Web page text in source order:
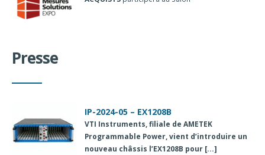
Presse
IP-2024-05 – EX1208B
VTI Instruments, filiale de AMETEK
Programmable Power, vient d’introduire un
nouveau châssis l’EX1208B pour [...]
IP-2024-04 – ADP5470/ADP5490
MCC (Measurement Computing Corporation)
est maintenant intégré dans la division
DIGILENT . Les produitsDIGILENT, [...]
IP-2024-03 – iDAQ
Advantechvient de compléter la série
système d’acquisition de données
modulaire avec interface [...]